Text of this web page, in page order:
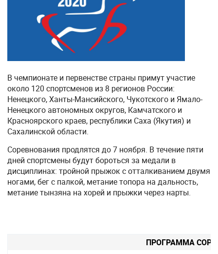
В чемпионате и первенстве страны примут участие
около 120 спортсменов из 8 регионов России:
Ненецкого, Ханты-Мансийского, Чукотского и Ямало-
Ненецкого автономных округов, Камчатского и
Красноярского краев, республики Саха (Якутия) и
Сахалинской области.
Соревнования продлятся до 7 ноября. В течение пяти
дней спортсмены будут бороться за медали в
дисциплинах: тройной прыжок с отталкиванием двумя
ногами, бег с палкой, метание топора на дальность,
метание тынзяна на хорей и прыжки через нарты.
ПРОГРАММА